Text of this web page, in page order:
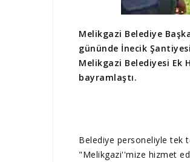
Melikgazi Belediye
gününde İnecik
Melikgazi Belediyesi Ek
bayramlaştı.
Belediye personeliyle tek
"Melikgazi''mize hizmet